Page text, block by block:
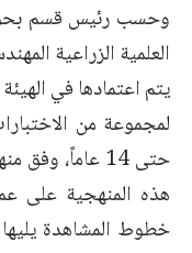
وحسب رئيس قسم
العلمية الزراعية
يتم اعتمادها في
لمجموعة من
حتى 14 عاماً،
هذه المنهجية على
خطوط المشاهدة يليها